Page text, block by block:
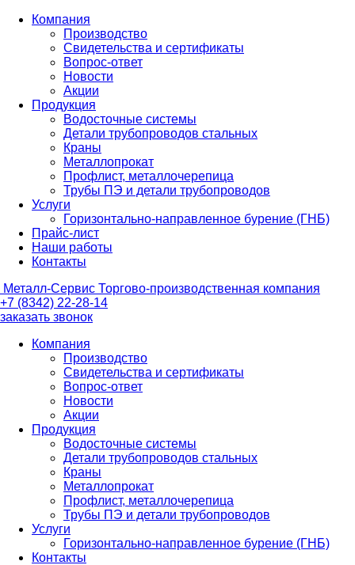
Компания
Производство
Свидетельства и сертификаты
Вопрос-ответ
Новости
Акции
Продукция
Водосточные системы
Детали трубопроводов стальных
Краны
Металлопрокат
Профлист, металлочерепица
Трубы ПЭ и детали трубопроводов
Услуги
Горизонтально-направленное бурение (ГНБ)
Прайс-лист
Наши работы
Контакты
Металл-Сервис Торгово-производственная компания
+7 (8342) 22-28-14
заказать звонок
Компания
Производство
Свидетельства и сертификаты
Вопрос-ответ
Новости
Акции
Продукция
Водосточные системы
Детали трубопроводов стальных
Краны
Металлопрокат
Профлист, металлочерепица
Трубы ПЭ и детали трубопроводов
Услуги
Горизонтально-направленное бурение (ГНБ)
Контакты